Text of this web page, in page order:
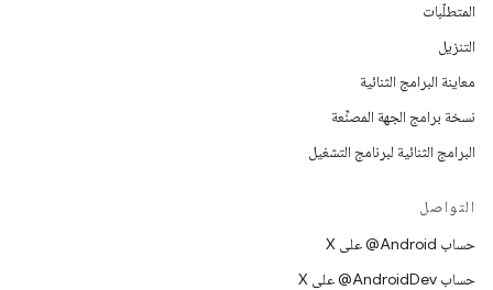
المتطلّبات
التنزيل
معاينة البرامج الثنائية
نسخة برامج الجهة المصنِّعة
البرامج الثنائية لبرنامج التشغيل
التواصل
حساب ‎@Android على X
حساب ‎@AndroidDev على X